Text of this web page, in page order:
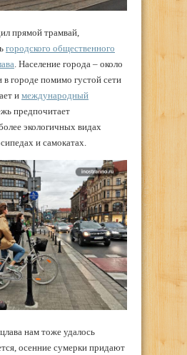
прямой трамвай,
городского общественного
. Население города – около
в городе помимо густой сети
имеждународный
предпочитает
экологичных видах
и самокатах.
нам тоже удалось
осенние сумерки придают